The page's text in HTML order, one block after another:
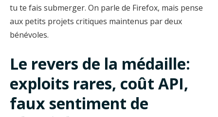
tu te fais submerger. On parle de Firefox, mais pense
aux petits projets critiques maintenus par deux
bénévoles.
Le revers de la médaille:
exploits rares, coût API,
faux sentiment de